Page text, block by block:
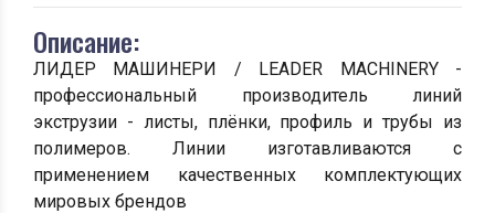
Описание:
ЛИДЕР МАШИНЕРИ / LEADER MACHINERY -
профессиональный производитель линий
экструзии - листы, плёнки, профиль и трубы из
полимеров. Линии изготавливаются с
применением качественных комплектующих
мировых брендов